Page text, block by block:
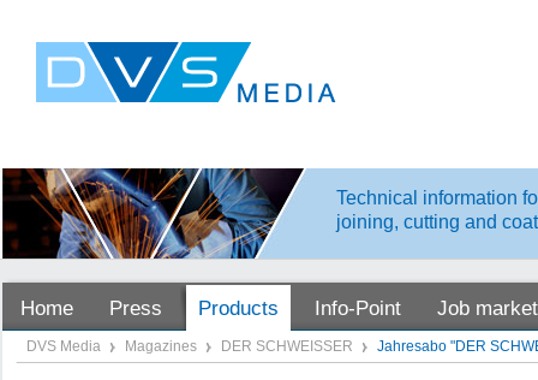
Technical information
joining, cutting and
Home Press Products Info-Point Job market
DVS Media Magazines DER SCHWEISSER Jahresabo "DER